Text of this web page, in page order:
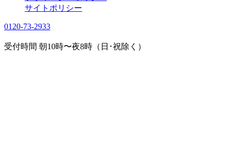
サイトポリシー
0120-73-2933
受付時間 朝10時〜夜8時（日･祝除く）